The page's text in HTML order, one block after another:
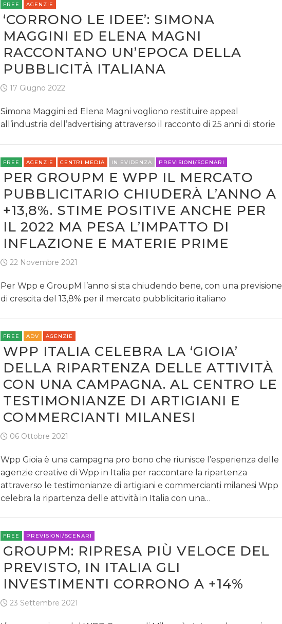
FREE AGENZIE
‘CORRONO LE IDEE’: SIMONA
MAGGINI ED ELENA MAGNI
RACCONTANO UN’EPOCA DELLA
PUBBLICITÀ ITALIANA
17 Giugno 2022
Simona Maggini ed Elena Magni vogliono restituire appeal
all’industria dell’advertising attraverso il racconto di 25 anni di storie
FREE AGENZIE CENTRI MEDIA IN EVIDENZA PREVISIONI/SCENARI
PER GROUPM E WPP IL MERCATO
PUBBLICITARIO CHIUDERÀ L’ANNO A
+13,8%. STIME POSITIVE ANCHE PER
IL 2022 MA PESA L’IMPATTO DI
INFLAZIONE E MATERIE PRIME
22 Novembre 2021
Per Wpp e GroupM l’anno si sta chiudendo bene, con una previsione
di crescita del 13,8% per il mercato pubblicitario italiano
FREE ADV AGENZIE
WPP ITALIA CELEBRA LA ‘GIOIA’
DELLA RIPARTENZA DELLE ATTIVITÀ
CON UNA CAMPAGNA. AL CENTRO LE
TESTIMONIANZE DI ARTIGIANI E
COMMERCIANTI MILANESI
06 Ottobre 2021
Wpp Gioia è una campagna pro bono che riunisce l’esperienza delle
agenzie creative di Wpp in Italia per raccontare la ripartenza
attraverso le testimonianze di artigiani e commercianti milanesi Wpp
celebra la ripartenza delle attività in Italia con una…
FREE PREVISIONI/SCENARI
GROUPM: RIPRESA PIÙ VELOCE DEL
PREVISTO, IN ITALIA GLI
INVESTIMENTI CORRONO A +14%
23 Settembre 2021